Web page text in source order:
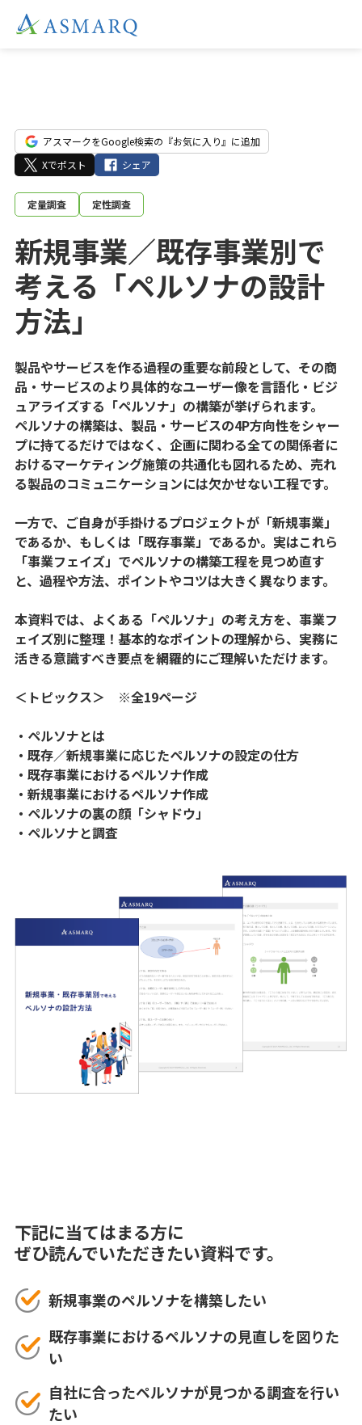
アスマークをGoogle検索の『お気に入り』に追加
Xでポスト
シェア
定量調査 定性調査
新規事業／既存事業別で
考える「ペルソナの設計
方法」
製品やサービスを作る過程の重要な前段として、その商
品・サービスのより具体的なユーザー像を言語化・ビジ
ュアライズする「ペルソナ」の構築が挙げられます。
ペルソナの構築は、製品・サービスの4P方向性をシャー
プに持てるだけではなく、企画に関わる全ての関係者に
おけるマーケティング施策の共通化も図れるため、売れ
る製品のコミュニケーションには欠かせない工程です。
一方で、ご自身が手掛けるプロジェクトが「新規事業」
であるか、もしくは「既存事業」であるか。実はこれら
「事業フェイズ」でペルソナの構築工程を見つめ直す
と、過程や方法、ポイントやコツは大きく異なります。
本資料では、よくある「ペルソナ」の考え方を、事業フ
ェイズ別に整理！基本的なポイントの理解から、実務に
活きる意識すべき要点を網羅的にご理解いただけます。
＜トピックス＞ ※全19ページ
・ペルソナとは
・既存／新規事業に応じたペルソナの設定の仕方
・既存事業におけるペルソナ作成
・新規事業におけるペルソナ作成
・ペルソナの裏の顔「シャドウ」
・ペルソナと調査
下記に当てはまる方に
ぜひ読んでいただきたい資料です。
新規事業のペルソナを構築したい
既存事業におけるペルソナの見直しを図りた
い
自社に合ったペルソナが見つかる調査を行い
たい